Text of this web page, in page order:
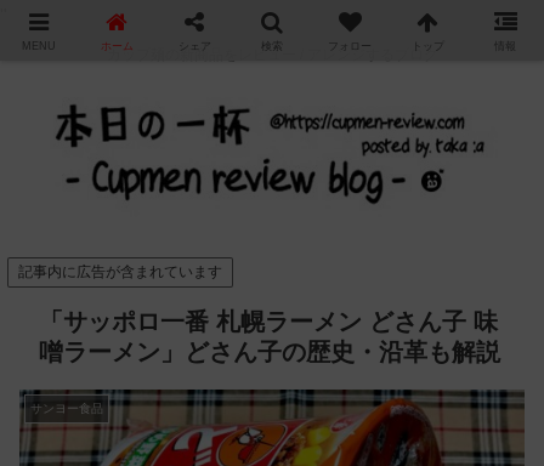
カップ麺の新商品をレビュー / アレンジするブログ
記事内に広告が含まれています
「サッポロ一番 札幌ラーメン どさん子 味
噌ラーメン」どさん子の歴史・沿革も解説
サンヨー食品
MENU ホーム シェア 検索 フォロー トップ 情報